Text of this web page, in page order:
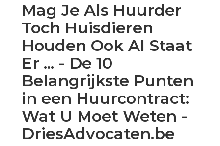
Mag Je Als Huurder
Toch Huisdieren
Houden Ook Al Staat
Er ... - De 10
Belangrijkste Punten
in een Huurcontract:
Wat U Moet Weten -
DriesAdvocaten.be